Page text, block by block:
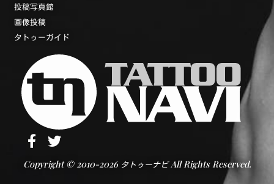
投稿写真館
画像投稿
タトゥーガイド
Copyright © 2010-2026 タトゥーナビAll Rights Reserved.